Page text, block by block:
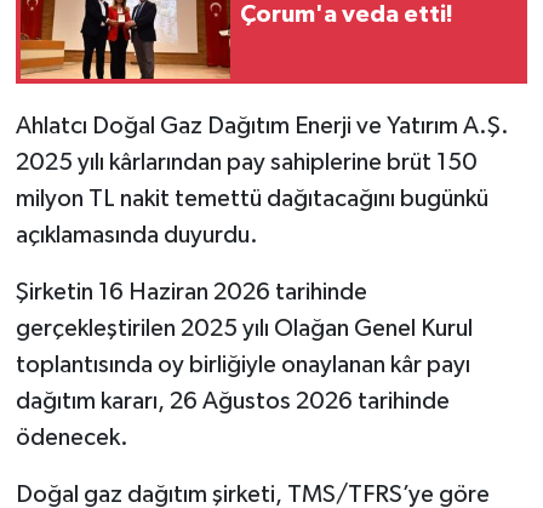
Çorum'a veda etti!
Ahlatcı Doğal Gaz Dağıtım Enerji ve Yatırım A.Ş.
2025 yılı kârlarından pay sahiplerine brüt 150
milyon TL nakit temettü dağıtacağını bugünkü
açıklamasında duyurdu.
Şirketin 16 Haziran 2026 tarihinde
gerçekleştirilen 2025 yılı Olağan Genel Kurul
toplantısında oy birliğiyle onaylanan kâr payı
dağıtım kararı, 26 Ağustos 2026 tarihinde
ödenecek.
Doğal gaz dağıtım şirketi, TMS/TFRS’ye göre